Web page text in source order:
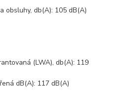
obsluhy, db(A): 105 dB(A)
(LWA), db(A): 119
dB(A): 117 dB(A)